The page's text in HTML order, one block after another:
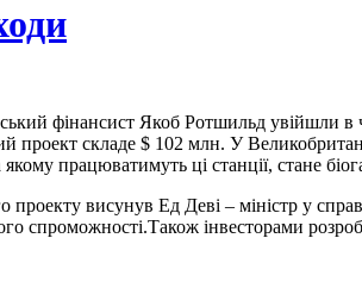
фінансист Якоб Ротшильд увійшли в
проект складе $ 102 млн. У
працюватимуть ці станції, стане
проекту висунув Ед Деві – міністр у
спроможності.Також інвесторами